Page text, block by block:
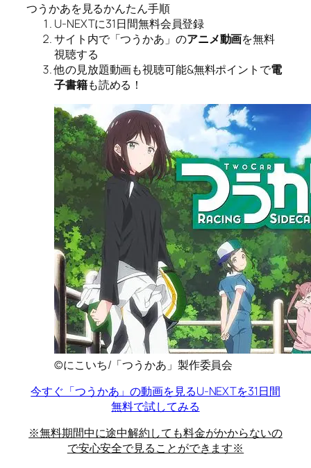
つうかあを見るかんたん手順
U-NEXTに31日間無料会員登録
サイト内で「つうかあ」のアニメ動画を無料
視聴する
他の見放題動画も視聴可能&無料ポイントで電
子書籍も読める！
©にこいち/「つうかあ」製作委員会
今すぐ「つうかあ」の動画を見るU-NEXTを31日間
無料で試してみる
※無料期間中に途中解約しても料金がかからないの
で安心安全で見ることができます※